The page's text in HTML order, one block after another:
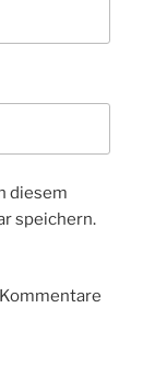
diesem
speichern.